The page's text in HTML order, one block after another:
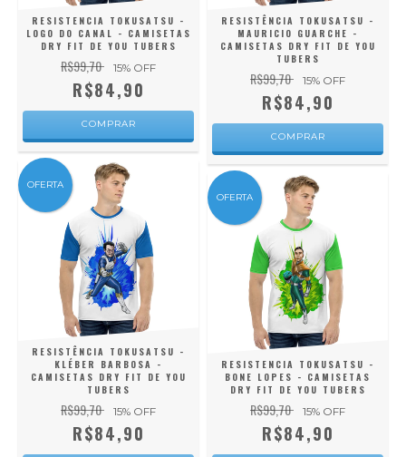
RESISTENCIA TOKUSATSU -
LOGO DO CANAL - CAMISETAS
DRY FIT DE YOU TUBERS
R$99,70 15% OFF
R$84,90
COMPRAR
RESISTÊNCIA TOKUSATSU -
MAURICIO GUARCHE -
CAMISETAS DRY FIT DE YOU
TUBERS
R$99,70 15% OFF
R$84,90
COMPRAR
OFERTA
RESISTÊNCIA TOKUSATSU -
KLÉBER BARBOSA -
CAMISETAS DRY FIT DE YOU
TUBERS
R$99,70 15% OFF
R$84,90
OFERTA
RESISTENCIA TOKUSATSU -
BONE LOPES - CAMISETAS
DRY FIT DE YOU TUBERS
R$99,70 15% OFF
R$84,90